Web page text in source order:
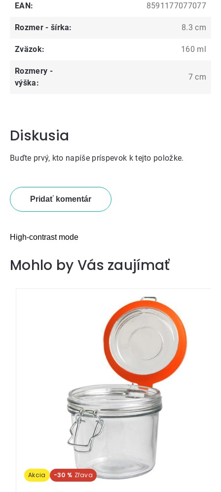
EAN: 8591177077077
Rozmer - šírka: 8.3 cm
Zväzok: 160 ml
Rozmery -
výška:
7 cm
Diskusia
Buďte prvý, kto napíše príspevok k tejto položke.
Pridať komentár
High-contrast mode
Mohlo by Vás zaujímať
Akcia -30 %